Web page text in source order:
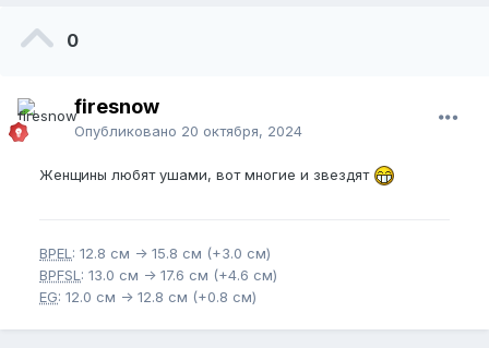
0
firesnow
Опубликовано 20 октября, 2024
Женщины любят ушами, вот многие и звездят
BPEL : 12.8 см -> 15.8 см (+3.0 см)
BPFSL : 13.0 см -> 17.6 см (+4.6 см)
EG: 12.0 см -> 12.8 см (+0.8 см)